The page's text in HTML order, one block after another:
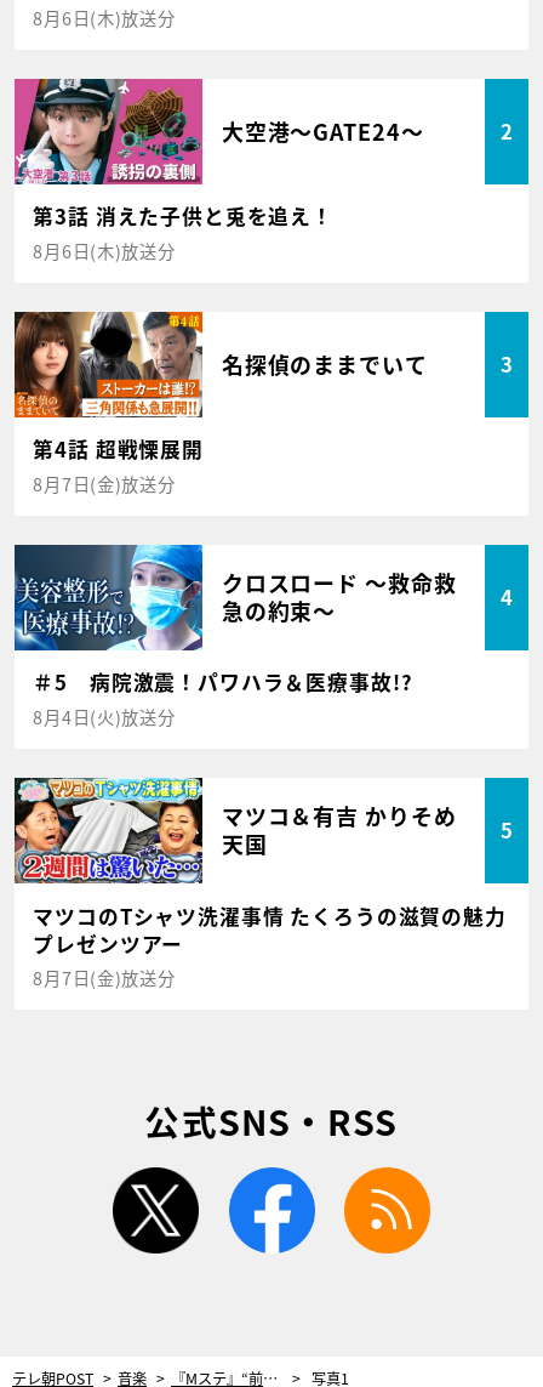
8月6日(木)放送分
大空港～GATE24～ 2
第3話 消えた子供と兎を追え！
8月6日(木)放送分
名探偵のままでいて 3
第4話 超戦慄展開
8月7日(金)放送分
クロスロード ～救命救
急の約束～
4
＃5 病院激震！パワハラ＆医療事故!?
8月4日(火)放送分
マツコ＆有吉 かりそめ
天国
5
マツコのTシャツ洗濯事情 たくろうの滋賀の魅力
プレゼンツアー
8月7日(金)放送分
公式SNS・RSS
twitter facebook
テレ朝POST 音楽 『Mステ』“前回のリベンジ出演”を含む豪華5組登場！日向坂46最後の一期生も 写真1